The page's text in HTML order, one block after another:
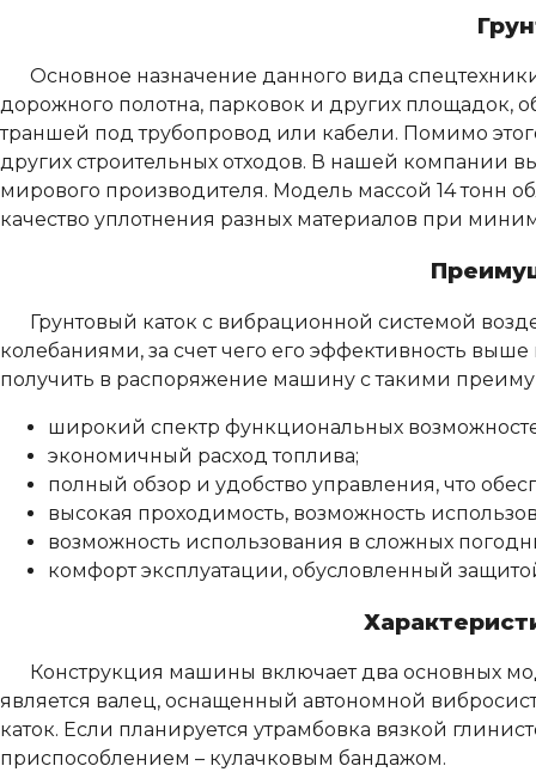
Основное назначение данного вида
дорожного полотна, парковок и других площадок,
траншей под трубопровод или кабели. Помимо
других строительных отходов. В нашей компании
мирового производителя. Модель массой 14 тонн
качество уплотнения разных материалов при
Грунтовый каток с вибрационной системой
колебаниями, за счет чего его эффективность
получить в распоряжение машину с такими
широкий спектр функциональных
экономичный расход топлива;
полный обзор и удобство управления, что
высокая проходимость, возможность
возможность использования в сложных
комфорт эксплуатации, обусловленный
Конструкция машины включает два основных
является валец, оснащенный автономной
каток. Если планируется утрамбовка вязкой
приспособлением – кулачковым бандажом.